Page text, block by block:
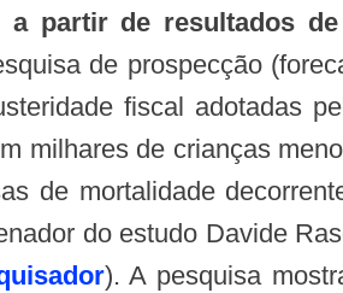
a partir de resultados
de prospecção
fiscal adotadas
milhares de crianças
de mortalidade
do estudo Davide
). A pesquisa